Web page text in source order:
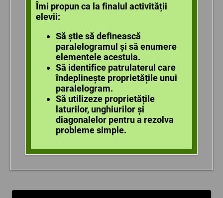
Îmi propun ca la finalul activității
elevii:
Să știe să definească
paralelogramul și să enumere
elementele acestuia.
Să identifice patrulaterul care
îndeplinește proprietățile unui
paralelogram.
Să utilizeze proprietățile
laturilor, unghiurilor și
diagonalelor pentru a rezolva
probleme simple.